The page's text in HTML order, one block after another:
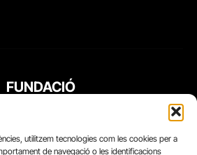
utilitzem tecnologies com les cookies per a
de navegació o les identificacions
FUNDACIÓ